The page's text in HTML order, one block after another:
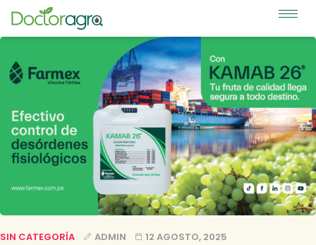
SIN CATEGORÍA ADMIN 12 AGOSTO, 2025